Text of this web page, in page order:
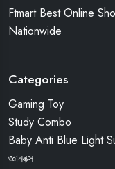
Ftmart Best Online
Nationwide
Categories
Gaming Toy
Study Combo
Baby Anti Blue Light
জ্ঞানবক্স